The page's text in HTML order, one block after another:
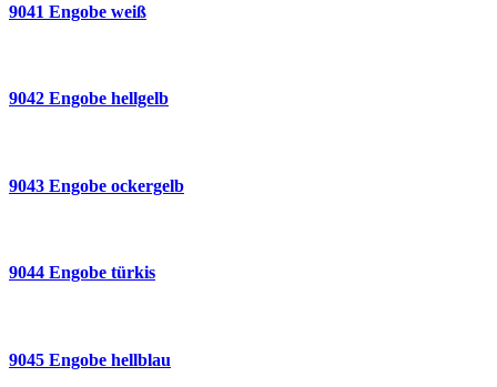
9041 Engobe weiß
9042 Engobe hellgelb
9043 Engobe ockergelb
9044 Engobe türkis
9045 Engobe hellblau